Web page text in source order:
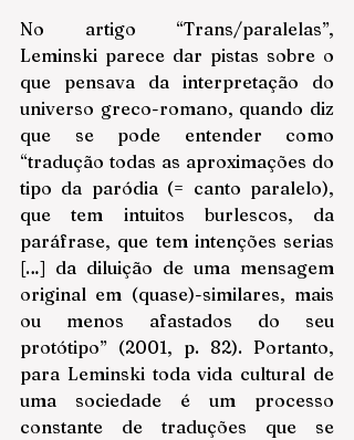
No artigo “Trans/paralelas”,
Leminski parece dar pistas sobre o
que pensava da interpretação do
universo greco-romano, quando diz
que se pode entender como
“tradução todas as aproximações do
tipo da paródia (= canto paralelo),
que tem intuitos burlescos, da
paráfrase, que tem intenções serias
[…] da diluição de uma mensagem
original em (quase)-similares, mais
ou menos afastados do seu
protótipo” (2001, p. 82). Portanto,
para Leminski toda vida cultural de
uma sociedade é um processo
constante de traduções que se